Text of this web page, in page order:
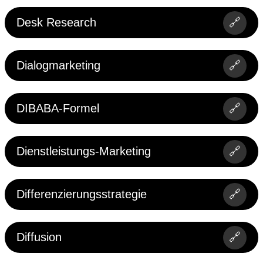
Desk Research 🔗
Dialogmarketing 🔗
DIBABA-Formel 🔗
Dienstleistungs-Marketing 🔗
Differenzierungsstrategie 🔗
Diffusion 🔗